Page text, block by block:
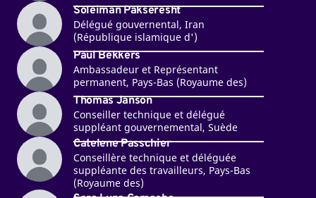
Soleiman Pakseresht
Délégué gouvernental, Iran
(République islamique d')
Paul Bekkers
Ambassadeur et Représentant
permanent, Pays-Bas (Royaume des)
Thomas Janson
Conseiller technique et délégué
suppléant gouvernemental, Suède
Catelene Passchier
Conseillère technique et déléguée
suppléante des travailleurs, Pays-Bas
(Royaume des)